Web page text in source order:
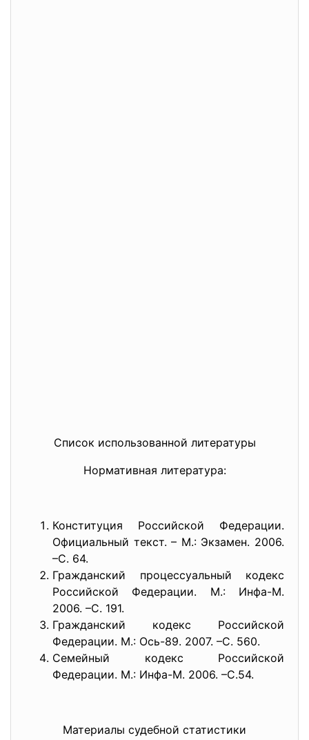
Список использованной литературы
Нормативная литература:
Конституция Российской Федерации.
Официальный текст. – М.: Экзамен. 2006.
–С. 64.
Гражданский процессуальный кодекс
Российской Федерации. М.: Инфа-М.
2006. –С. 191.
Гражданский кодекс Российской
Федерации. М.: Ось-89. 2007. –С. 560.
Семейный кодекс Российской
Федерации. М.: Инфа-М. 2006. –С.54.
Материалы судебной статистики